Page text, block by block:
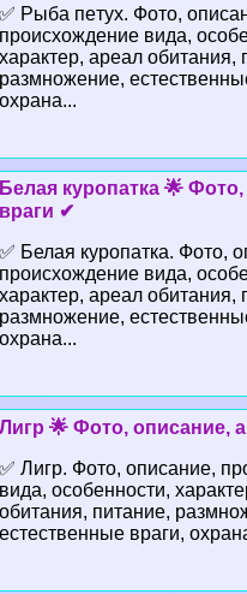
✅ Рыба пeтyx. Фото,
происхождение вида,
хаpaктер, ареал обитания,
размножение,
охрана...
Белая куропатка 🌟
враги ✔
✅ Белая куропатка. Фото,
происхождение вида,
хаpaктер, ареал обитания,
размножение,
охрана...
Лигр 🌟 Фото, описание,
✅ Лигр. Фото, описание,
вида, особенности,
обитания, питание,
естественные враги,